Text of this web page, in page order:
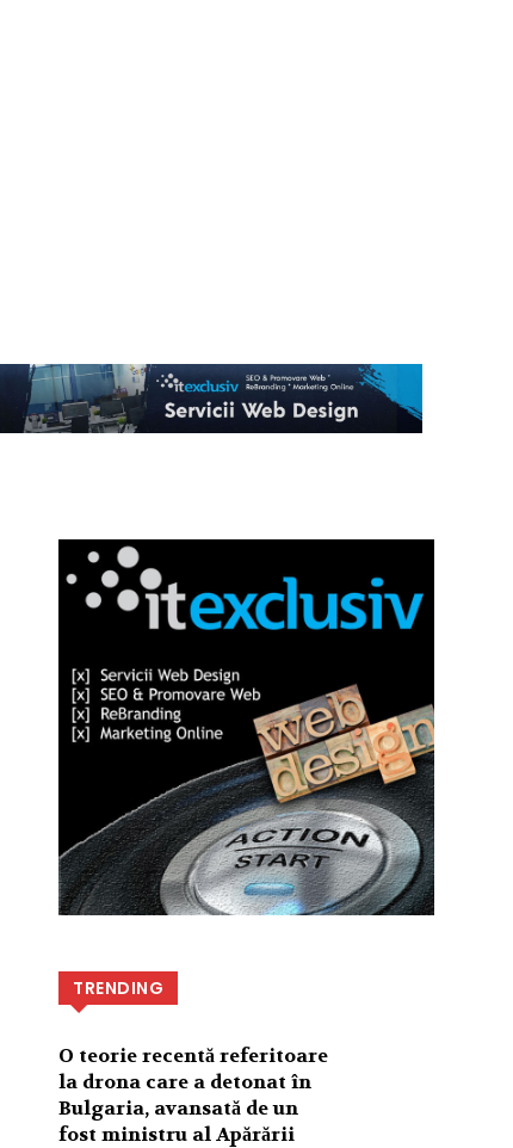
TRENDING
O teorie recentă referitoare
la drona care a detonat în
Bulgaria, avansată de un
fost ministru al Apărării